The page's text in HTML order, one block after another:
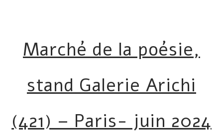
Marché de la poésie,
stand Galerie Arichi
(421) – Paris- juin 2024